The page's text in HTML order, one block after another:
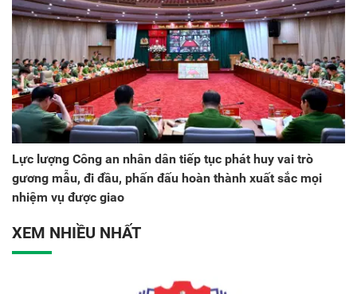
Lực lượng Công an nhân dân tiếp tục phát huy vai trò
gương mẫu, đi đầu, phấn đấu hoàn thành xuất sắc mọi
nhiệm vụ được giao
XEM NHIỀU NHẤT